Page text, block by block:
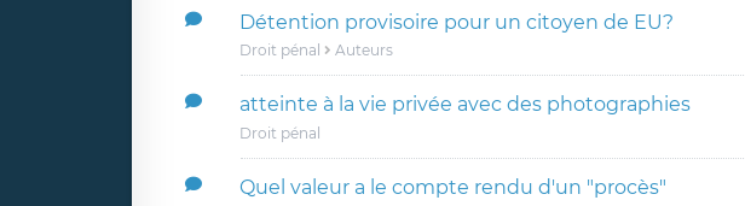
Détention provisoire pour un citoyen de EU?
Droit pénal Auteurs
atteinte à la vie privée avec des photographies
Droit pénal
Quel valeur a le compte rendu d'un "procès"